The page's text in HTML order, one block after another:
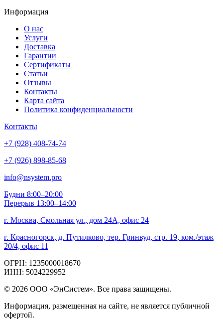
Информация
О нас
Услуги
Доставка
Гарантии
Сертификаты
Статьи
Отзывы
Контакты
Карта сайта
Политика конфиденциальности
Контакты
+7 (928) 408-74-74
+7 (926) 898-85-68
info@nsystem.pro
Будни 8:00–20:00
Перерыв 13:00–14:00
г. Москва, Смольная ул., дом 24А, офис 24
г. Красногорск, д. Путилково, тер. Гринвуд, стр. 19, ком./этаж
20/4, офис 11
ОГРН: 1235000018670
ИНН: 5024229952
© 2026 ООО «ЭнСистем». Все права защищены.
Информация, размещенная на сайте, не является публичной
офертой.